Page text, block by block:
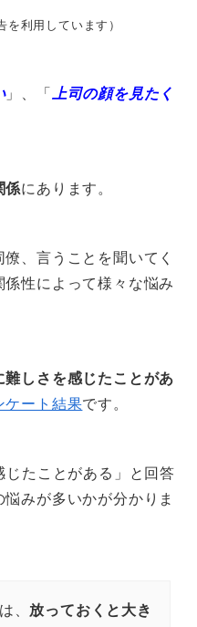
利用しています）
」、「
上司の顔を見たく
係にあります。
、言うことを聞いてく
性によって様々な悩み
難しさを感じたことがあ
ケート結果です。
じたことがある」と回答
みが多いかが分かりま
、 放っておくと大き